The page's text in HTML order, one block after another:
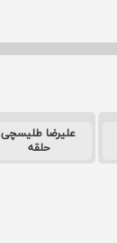
علیرضا طلیسچی
حلقه